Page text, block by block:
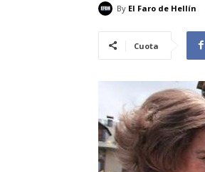
By El Faro de Hellín
Cuota